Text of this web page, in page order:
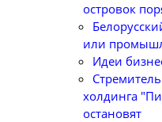
островок
или
Идеи
холдинга
остановят